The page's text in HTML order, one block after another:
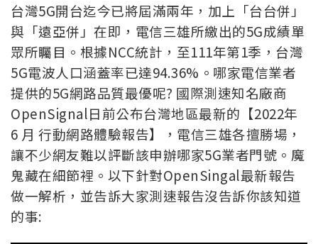
台灣5G開台迄今已將屆滿兩年，加上「台台併」
與「遠亞併」在即，電信三雄所繳出的5G成績單
眾所矚目。根據NCC統計，至111年第1季，台灣
5G電波人口涵蓋率已達94.36%。哪家電信業者
提供的5G網路品質最優呢? 國際測速知名廠商
OpenSignal日前公布台灣地區最新的【2022年
6 月 行動網路體驗報告】，電信三雄各擅勝場，
讓不少網友難以評斷該申辦哪家5G業者門號。魔
鬼藏在細節裡。以下針對OpenSingal最新報告
做一解析，並告訴大家測速報告沒告訴你該知道
的事: